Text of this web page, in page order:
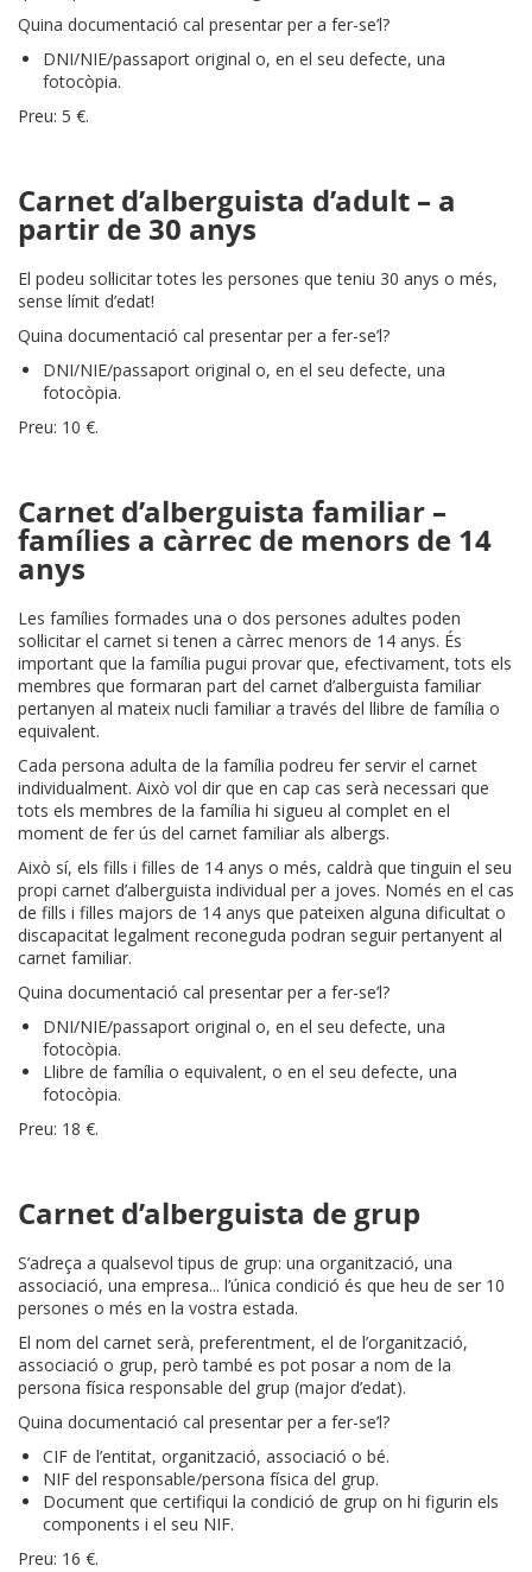
Quina documentació cal presentar per a fer-se’l?
DNI/NIE/passaport original o, en el seu defecte, una
fotocòpia.
Preu: 5 €.
Carnet d’alberguista d’adult – a
partir de 30 anys
El podeu sol·licitar totes les persones que teniu 30 anys o més,
sense límit d’edat!
Quina documentació cal presentar per a fer-se’l?
DNI/NIE/passaport original o, en el seu defecte, una
fotocòpia.
Preu: 10 €.
Carnet d’alberguista familiar –
famílies a càrrec de menors de 14
anys
Les famílies formades una o dos persones adultes poden
sol·licitar el carnet si tenen a càrrec menors de 14 anys. És
important que la família pugui provar que, efectivament, tots els
membres que formaran part del carnet d’alberguista familiar
pertanyen al mateix nucli familiar a través del llibre de família o
equivalent.
Cada persona adulta de la família podreu fer servir el carnet
individualment. Això vol dir que en cap cas serà necessari que
tots els membres de la família hi sigueu al complet en el
moment de fer ús del carnet familiar als albergs.
Això sí, els fills i filles de 14 anys o més, caldrà que tinguin el seu
propi carnet d’alberguista individual per a joves. Només en el cas
de fills i filles majors de 14 anys que pateixen alguna dificultat o
discapacitat legalment reconeguda podran seguir pertanyent al
carnet familiar.
Quina documentació cal presentar per a fer-se’l?
DNI/NIE/passaport original o, en el seu defecte, una
fotocòpia.
Llibre de família o equivalent, o en el seu defecte, una
fotocòpia.
Preu: 18 €.
Carnet d’alberguista de grup
S’adreça a qualsevol tipus de grup: una organització, una
associació, una empresa... l’única condició és que heu de ser 10
persones o més en la vostra estada.
El nom del carnet serà, preferentment, el de l’organització,
associació o grup, però també es pot posar a nom de la
persona física responsable del grup (major d’edat).
Quina documentació cal presentar per a fer-se’l?
CIF de l’entitat, organització, associació o bé.
NIF del responsable/persona física del grup.
Document que certifiqui la condició de grup on hi figurin els
components i el seu NIF.
Preu: 16 €.